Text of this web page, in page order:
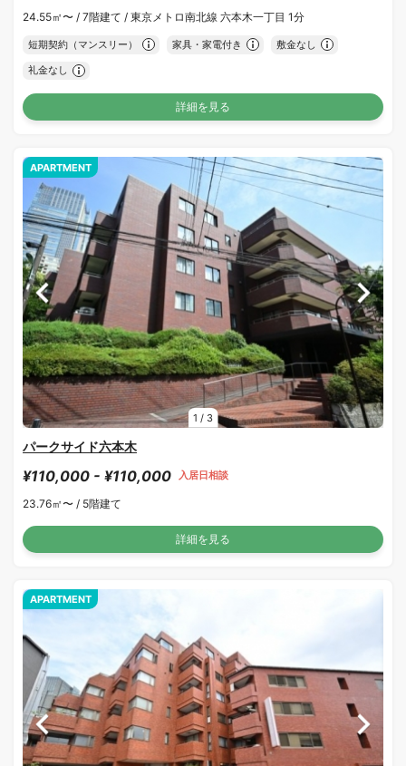
24.55㎡〜 / 7階建て / 東京メトロ南北線 六本木一丁目 1分
短期契約（マンスリー） 家具・家電付き 敷金なし
礼金なし
詳細を見る
1 / 3
APARTMENT
パークサイド六本木
¥110,000 - ¥110,000 入居日相談
23.76㎡〜 / 5階建て
詳細を見る
APARTMENT